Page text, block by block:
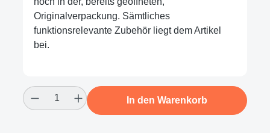
Originalverpackung. Sämtliches
funktionsrelevante Zubehör liegt dem Artikel
bei.
Produkt Anzahl: Gib den gewünschten
In den Warenkorb